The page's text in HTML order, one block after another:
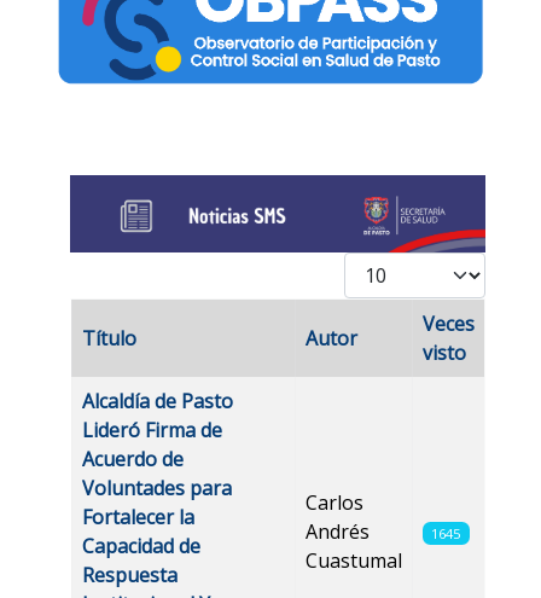
Cantidad
Artículos
Título Autor
Veces
visto
Alcaldía de Pasto
Lideró Firma de
Acuerdo de
Voluntades para
Fortalecer la
Capacidad de
Respuesta
Carlos
Andrés
Cuastumal
1645